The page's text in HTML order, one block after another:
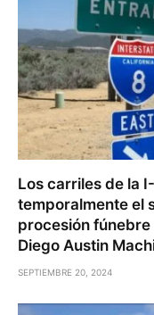
Los carriles de la
temporalmente el
procesión
Diego Austin
SEPTIEMBRE 20, 2024